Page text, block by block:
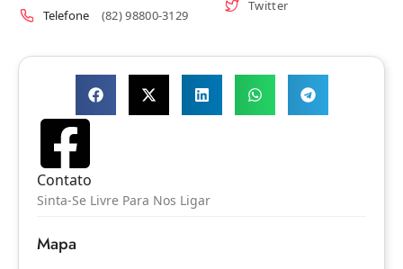
Telefone
(82) 98800-3129
Twitter
Contato
Sinta-Se Livre Para Nos Ligar
Mapa